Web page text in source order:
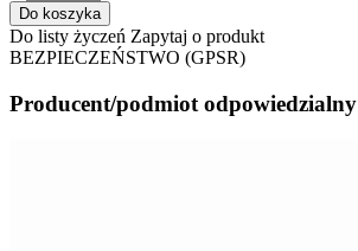
Do koszyka
Do listy życzeń Zapytaj o produkt
BEZPIECZEŃSTWO (GPSR)
Producent/podmiot odpowiedzialny